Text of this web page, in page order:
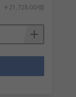
￥21,728.00/個